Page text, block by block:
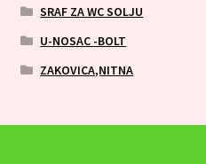
SRAF ZA WC SOLJU
U-NOSAC -BOLT
ZAKOVICA,NITNA